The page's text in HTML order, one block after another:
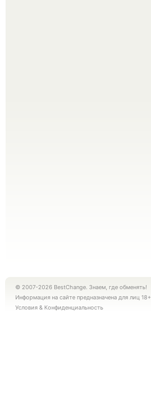
© 2007-2026 BestChange. Знаем, где обменять!
Информация на сайте предназначена для лиц 18+
Условия & Конфиденциальность